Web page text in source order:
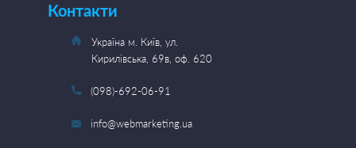
Контакти
Україна м. Київ, ул.
Кирилівська, 69в, оф. 620
(098)-692-06-91
info@webmarketing.ua